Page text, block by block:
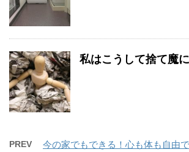
私はこうして捨て魔
PREV
今の家でもできる！心も体も自由